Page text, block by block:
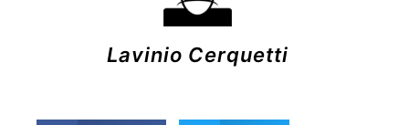
Lavinio Cerquetti